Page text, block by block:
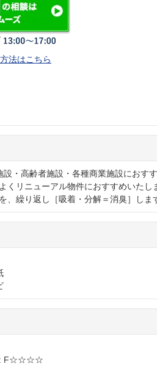
法はこちら
・高齢者施設・各種商業施設におす
くリニューアル物件におすすめいたし
、繰り返し［吸着・分解＝消臭］しま
: F☆☆☆☆